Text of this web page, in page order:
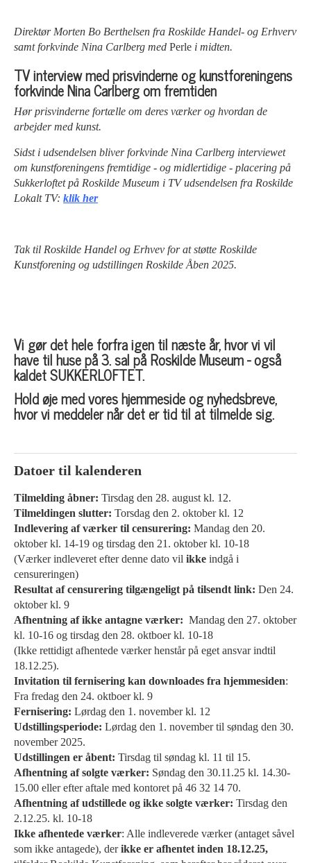
Direktør Morten Bo Berthelsen fra Roskilde Handel- og Erhverv
samt forkvinde Nina Carlberg med Perle i midten.
TV interview med prisvinderne og kunstforeningens
forkvinde Nina Carlberg om fremtiden
Hør prisvinderne fortælle om deres værker og hvordan de
arbejder med kunst.
Sidst i udsendelsen bliver forkvinde Nina Carlberg interviewet
om kunstforeningens fremtidige - og midlertidige - placering på
Sukkerloftet på Roskilde Museum i TV udsendelsen fra Roskilde
Lokalt TV: klik her
Tak til Roskilde Handel og Erhvev for at støtte Roskilde
Kunstforening og udstillingen Roskilde Åben 2025.
Vi gør det hele forfra igen til næste år, hvor vi vil
have til huse på 3. sal på Roskilde Museum - også
kaldet SUKKERLOFTET.
Hold øje med vores hjemmeside og nyhedsbreve,
hvor vi meddeler når det er tid til at tilmelde sig.
Datoer til kalenderen
Tilmelding åbner: Tirsdag den 28. august kl. 12.
Tilmeldingen slutter: Torsdag den 2. oktober kl. 12
Indlevering af værker til censurering: Mandag den 20.
oktober kl. 14-19 og tirsdag den 21. oktober kl. 10-18
(Værker indleveret efter denne dato vil ikke indgå i
censureringen)
Resultat af censurering tilgængeligt på tilsendt link: Den 24.
oktober kl. 9
Afhentning af ikke antagne værker: Mandag den 27. oktober
kl. 10-16 og tirsdag den 28. oktboer kl. 10-18
(Ikke rettidigt afhentede værker henstår på eget ansvar indtil
18.12.25).
Invitation til fernisering kan downloades fra hjemmesiden:
Fra fredag den 24. oktboer kl. 9
Fernisering: Lørdag den 1. november kl. 12
Udstillingsperiode: Lørdag den 1. november til søndag den 30.
november 2025.
Udstillingen er åbent: Tirsdag til søndag kl. 11 til 15.
Afhentning af solgte værker: Søndag den 30.11.25 kl. 14.30-
15.00 eller efter aftale med kontoret på 46 32 14 70.
Afhentning af udstillede og ikke solgte værker: Tirsdag den
2.12.25. kl. 10-18
Ikke afhentede værker: Alle indleverede værker (antaget såvel
som ikke antagede), derikke er afhentet inden 18.12.25,